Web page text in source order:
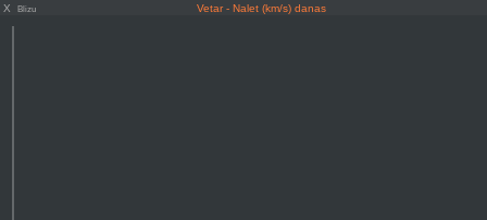
X Blizu Vetar - Nalet (km/s) danas